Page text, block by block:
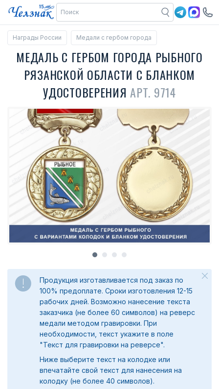
Награды России Медали с гербом города
МЕДАЛЬ С ГЕРБОМ ГОРОДА РЫБНОГО
РЯЗАНСКОЙ ОБЛАСТИ С БЛАНКОМ
УДОСТОВЕРЕНИЯАРТ. 9714
Продукция изготавливается под заказ по
100% предоплате. Сроки изготовления 12-15
рабочих дней. Возможно нанесение текста
заказчика (не более 60 символов) на реверс
медали методом гравировки. При
необходимости, текст укажите в поле
"Текст для гравировки на реверсе".
Ниже выберите текст на колодке или
впечатайте свой текст для нанесения на
колодку (не более 40 символов).